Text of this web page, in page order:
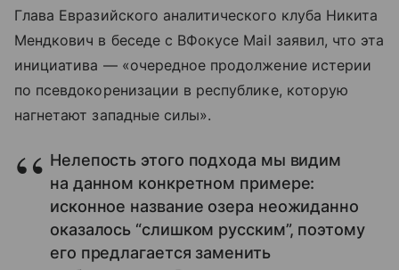
Глава Евразийского аналитического клуба Никита
Мендкович в беседе с ВФокусе Mail заявил, что эта
инициатива — «очередное продолжение истерии
по псевдокоренизации в республике, которую
нагнетают западные силы».
Нелепость этого подхода мы видим
на данном конкретном примере:
исконное название озера неожиданно
оказалось “слишком русским”, поэтому
его предлагается заменить